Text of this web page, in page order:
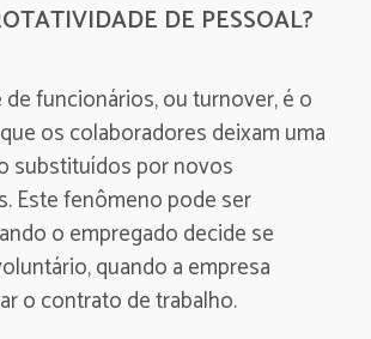
DE PESSOAL?
funcionários, ou turnover,é o
os colaboradores deixam uma
substituídos por novos
Este fenômeno pode ser
o empregado decide se
quando a empresa
o contrato de trabalho.